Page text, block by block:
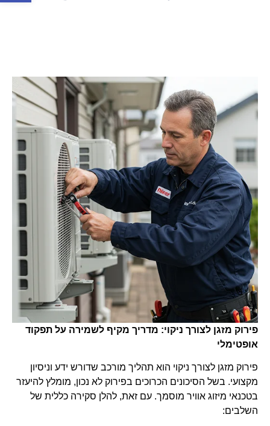
פירוק מזגן לצורך ניקוי: מדריך מקיף לשמירה על תפקוד
אופטימלי
פירוק מזגן לצורך ניקוי הוא תהליך מורכב שדורש ידע וניסיון
מקצועי. בשל הסיכונים הכרוכים בפירוק לא נכון, מומלץ להיעזר
בטכנאי מיזוג אוויר מוסמך. עם זאת, להלן סקירה כללית של
השלבים: